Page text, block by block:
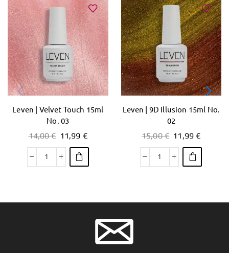
Leven | Velvet Touch 15ml
No. 03
14,00€ 11,99 €
Leven | 9D Illusion 15ml No.
02
15,00€ 11,99€